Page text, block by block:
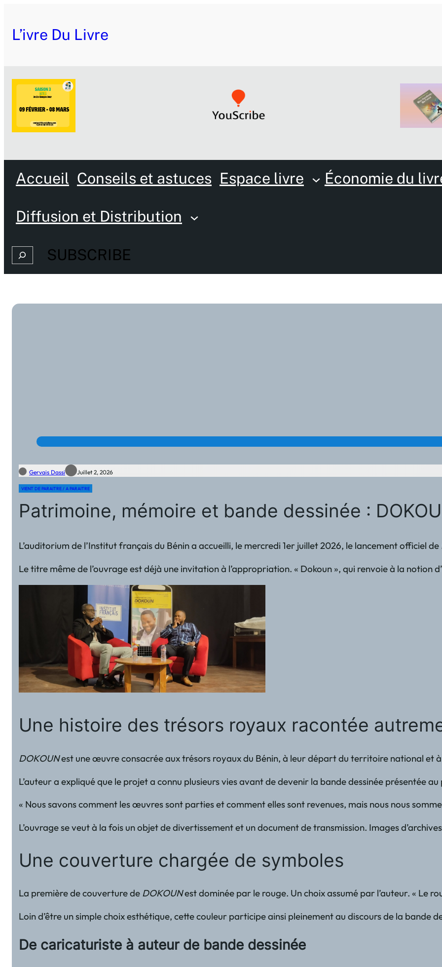
L’ivre Du Livre
Accueil Conseils et astuces Espace livre Économie du
Diffusion et Distribution
SearchSUBSCRIBE
Gervais Dassi Juillet 2, 2026
VIENT DE PARAITRE / A PARAITRE
Patrimoine, mémoire et bande dessinée :
L’auditorium de l’Institut français du Bénin a accueilli, le mercredi 1er juillet 2026, le lancement officiel de
Le titre même de l’ouvrage est déjà une invitation à l’appropriation. « Dokoun », qui renvoie à la
Une histoire des trésors royaux racontée
DOKOUNest une œuvre consacrée aux trésors royaux du Bénin, à leur départ du territoire national et
L’auteur a expliqué que le projet a connu plusieurs vies avant de devenir la bande dessinée présentée
« Nous savons comment les œuvres sont parties et comment elles sont revenues, mais nous nous
L’ouvrage se veut à la fois un objet de divertissement et un document de transmission. Images
Une couverture chargée de symboles
La première de couverture de DOKOUNest dominée par le rouge. Un choix assumé par l’auteur. « Le
Loin d’être un simple choix esthétique, cette couleur participe ainsi pleinement au discours de la
De caricaturiste à auteur de bande dessinée